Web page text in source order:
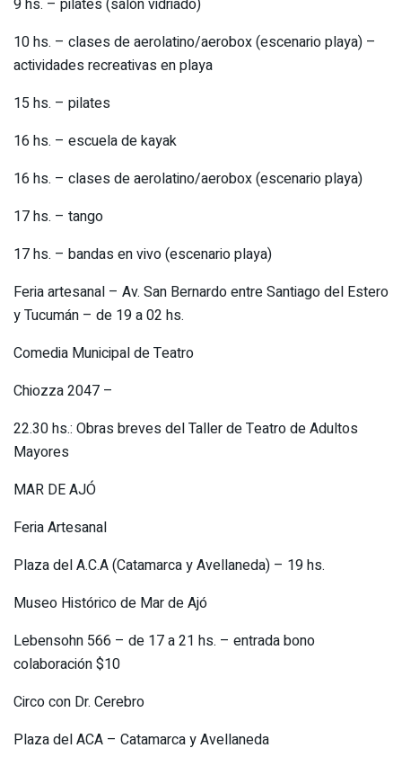
9 hs. – pilates (salón vidriado)
10 hs. – clases de aerolatino/aerobox (escenario playa) –
actividades recreativas en playa
15 hs. – pilates
16 hs. – escuela de kayak
16 hs. – clases de aerolatino/aerobox (escenario playa)
17 hs. – tango
17 hs. – bandas en vivo (escenario playa)
Feria artesanal – Av. San Bernardo entre Santiago del Estero
y Tucumán – de 19 a 02 hs.
Comedia Municipal de Teatro
Chiozza 2047 –
22.30 hs.: Obras breves del Taller de Teatro de Adultos
Mayores
MAR DE AJÓ
Feria Artesanal
Plaza del A.C.A (Catamarca y Avellaneda) – 19 hs.
Museo Histórico de Mar de Ajó
Lebensohn 566 – de 17 a 21 hs. – entrada bono
colaboración $10
Circo con Dr. Cerebro
Plaza del ACA – Catamarca y Avellaneda